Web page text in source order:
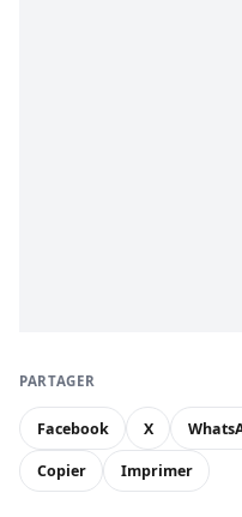
PARTAGER
Facebook X
Copier Imprimer